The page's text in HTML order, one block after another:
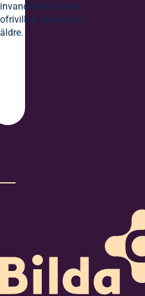
invandrare) och de
ofrivilligt ensamma
äldre.